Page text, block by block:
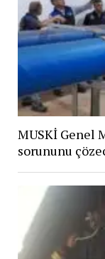
MUSKİ Genel
sorununu